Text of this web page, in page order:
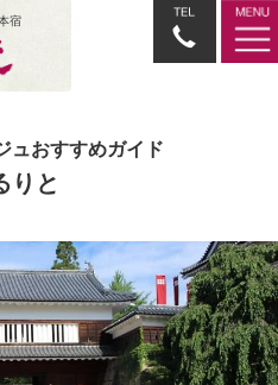
宿
ュおすすめガイド
りと